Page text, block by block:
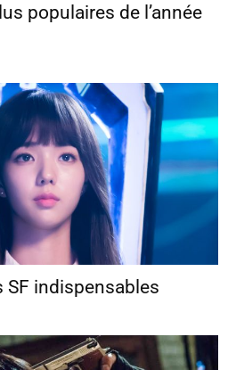
populaires de l’année
SF indispensables